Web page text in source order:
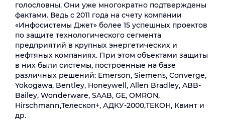
голословны. Они уже многократно подтверждены
фактами. Ведь с 2011 года на счету компании
«Инфосистемы Джет» более 15 успешных проектов
по защите технологического сегмента
предприятий в крупных энергетических и
нефтяных компаниях. При этом объектами защиты
в них были системы, построенные на базе
различных решений: Emerson, Siemens, Converge,
Yokogawa, Bentley, Honeywell, Allen Bradley, ABB-
Bailey, Wonderware, SAAB, GE, OMRON,
Hirschmann,Телескоп+, АДКУ-2000,ТЕКОН, Квинт и
др.